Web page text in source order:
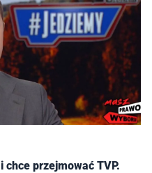
chce przejmować TVP.